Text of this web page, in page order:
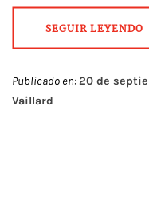
SEGUIR LEYENDO
Publicado en:20 de
Vaillard